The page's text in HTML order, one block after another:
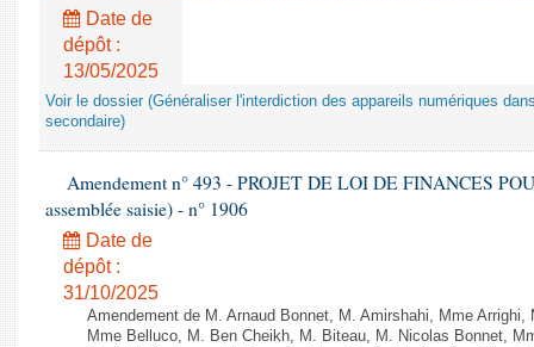
Date de
dépôt :
13/05/2025
Voir le dossier (Généraliser l'interdiction des appareils numériques
secondaire)
Amendement n° 493 - PROJET DE LOI DE FINANCES
assemblée saisie) - n° 1906
Date de
dépôt :
31/10/2025
Amendement de M. Arnaud Bonnet, M. Amirshahi, Mme
Mme Belluco, M. Ben Cheikh, M. Biteau, M. Nicolas Bonnet,